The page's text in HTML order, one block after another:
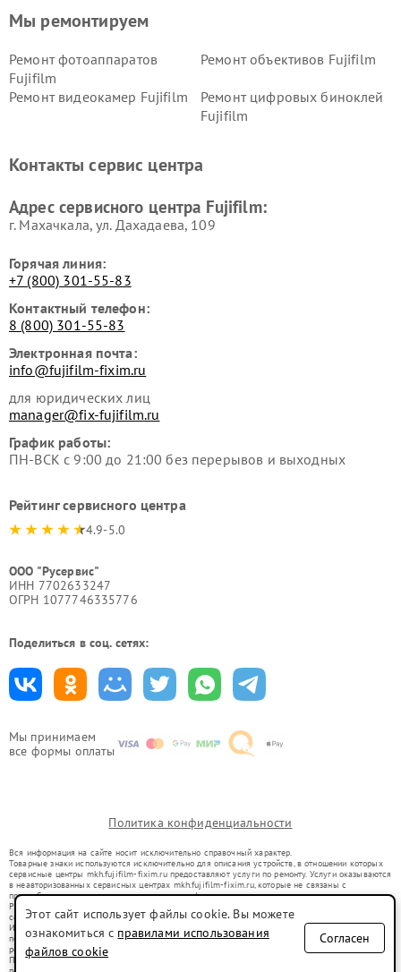
Мы принимаем
все формы оплаты
Мы ремонтируем
Ремонт фотоаппаратов
Fujifilm
Ремонт объективов Fujifilm
Ремонт видеокамер Fujifilm
Ремонт цифровых биноклей
Fujifilm
Контакты сервис центра
Адрес сервисного центра Fujifilm:
г. Махачкала, ул. Дахадаева, 109
Горячая линия:
+7 (800) 301-55-83
Контактный телефон:
8 (800) 301-55-83
Электронная почта:
info@fujifilm-fixim.ru
для юридических лиц
manager@fix-fujifilm.ru
График работы:
ПН-ВСК с 9:00 до 21:00 без перерывов и выходных
Рейтинг сервисного центра
4.9-5.0
ООО "Русервис"
ИНН 7702633247
ОГРН 1077746335776
Поделиться в соц. сетях:
Политика конфиденциальности
Вся информация на сайте носит исключительно справочный характер.
Товарные знаки используются исключительно для описания устройств, в отношении которых
сервисные центры mkh.fujifilm-fixim.ru предоставляют услуги по ремонту. Услуги оказываются
в неавторизованных сервисных центрах mkh.fujifilm-fixim.ru, которые не связаны с
правообладателями товарных знаков или их официальными представителями.
Ремонт осуществляется для устройств, уже введенных в гражданский оборот в соответствии
со статьей 1487 ГК РФ.
Использование товарных знаков не преследует цели индивидуализации услуг или введения
потребителей в заблуждение, а служит для информирования о предоставляемых услугах по
ремонту техники указанных брендов.
Представленная на сайте информация не является публичной офертой, определяемой
Этот сайт использует файлы cookie. Вы можете
ознакомиться с правилами использования
файлов cookie
Согласен